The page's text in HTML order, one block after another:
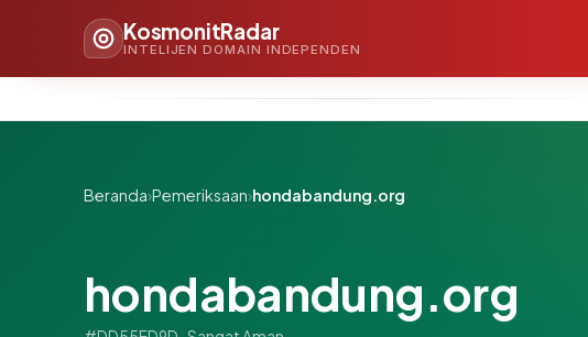
KosmonitRadar
INTELIJEN DOMAIN INDEPENDEN
Beranda›Pemeriksaan›hondabandung.org
hondabandung.org